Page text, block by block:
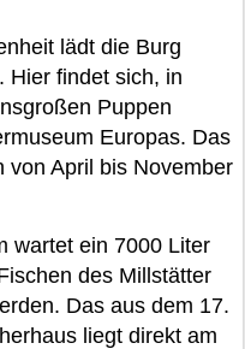
lädt die Burg
Hier findet sich, in
Puppen
Europas. Das
von April bis November
wartet ein 7000 Liter
des Millstätter
Das aus dem 17.
liegt direkt am